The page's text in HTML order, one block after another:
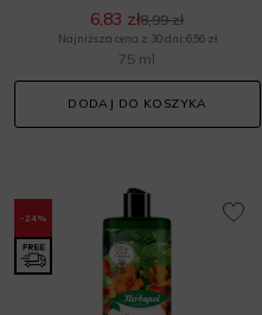
6,83 zł8,99 zł
Najniższa cena z 30 dni: 6,56 zł
75 ml
DODAJ DO KOSZYKA
-24%